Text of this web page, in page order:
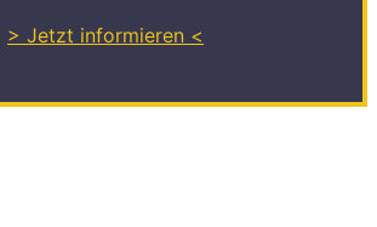
> Jetzt informieren <